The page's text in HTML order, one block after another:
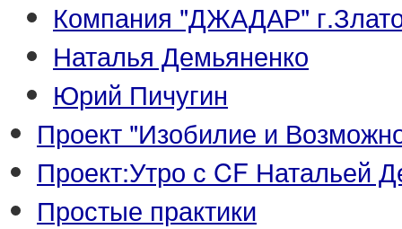
Компания "ДЖАДАР"
Наталья Демьяненко
Юрий Пичугин
Проект "Изобилие и
Проект:Утро с CF Натальей
Простые практики